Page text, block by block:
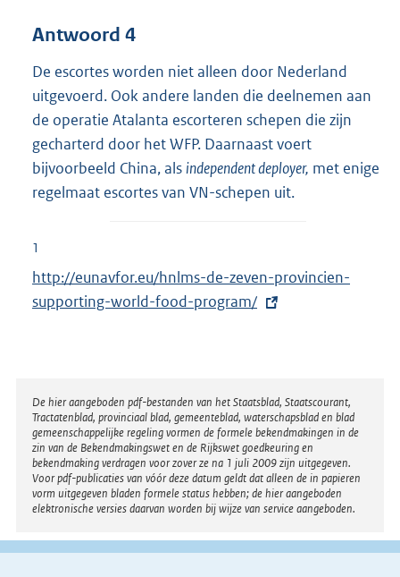
Antwoord 4
De escortes worden niet alleen door Nederland
uitgevoerd. Ook andere landen die deelnemen aan
de operatie Atalanta escorteren schepen die zijn
gecharterd door het WFP. Daarnaast voert
bijvoorbeeld China, als independent deployer, met enige
regelmaat escortes van VN-schepen uit.
1
E
x
n
e
l
i
n
k
:
http://eunavfor.eu/hnlms-de-zeven-provincien-
supporting-world-food-program/
Disclaimer
De hier aangeboden pdf-bestanden van het Staatsblad, Staatscourant,
Tractatenblad, provinciaal blad, gemeenteblad, waterschapsblad en blad
gemeenschappelijke regeling vormen de formele bekendmakingen in de
zin van de Bekendmakingswet en de Rijkswet goedkeuring en
bekendmaking verdragen voor zover ze na 1 juli 2009 zijn uitgegeven.
Voor pdf-publicaties van vóór deze datum geldt dat alleen de in papieren
vorm uitgegeven bladen formele status hebben; de hier aangeboden
elektronische versies daarvan worden bij wijze van service aangeboden.